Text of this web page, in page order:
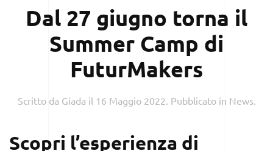
Dal 27 giugno torna il
Summer Camp di
FuturMakers
Scritto da Giada il 16 Maggio 2022. Pubblicato in News.
Scopri l’esperienza di